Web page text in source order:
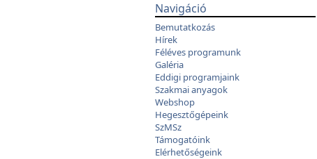
Navigáció
Bemutatkozás
Hírek
Féléves programunk
Galéria
Eddigi programjaink
Szakmai anyagok
Webshop
Hegesztőgépeink
SzMSz
Támogatóink
Elérhetőségeink